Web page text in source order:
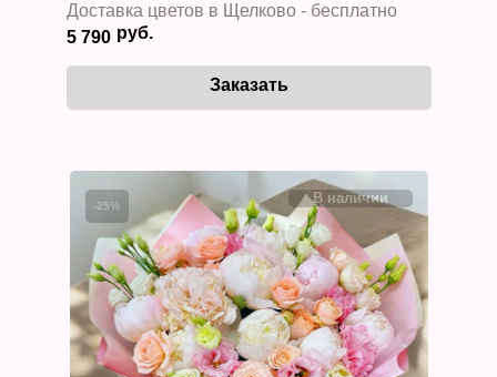
Доставка цветов в Щелково - бесплатно
5 790
-25%